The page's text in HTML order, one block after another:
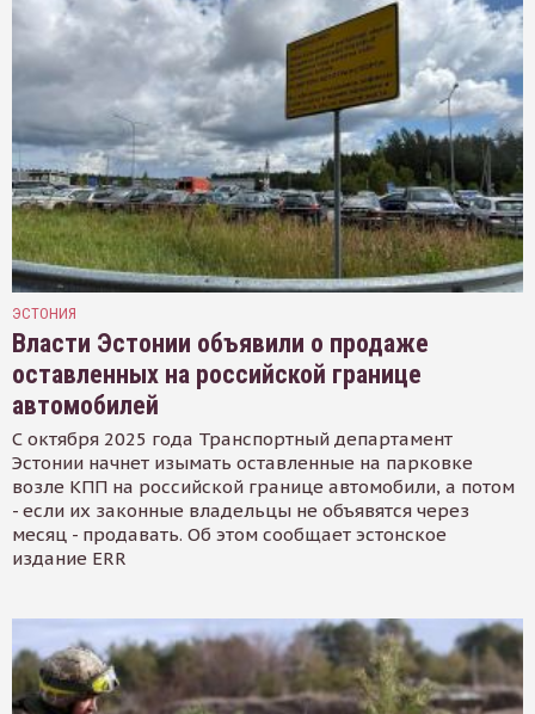
ЭСТОНИЯ
Власти Эстонии объявили о продаже
оставленных на российской границе
автомобилей
С октября 2025 года Транспортный департамент
Эстонии начнет изымать оставленные на парковке
возле КПП на российской границе автомобили, а потом
- если их законные владельцы не объявятся через
месяц - продавать. Об этом сообщает эстонское
издание ERR